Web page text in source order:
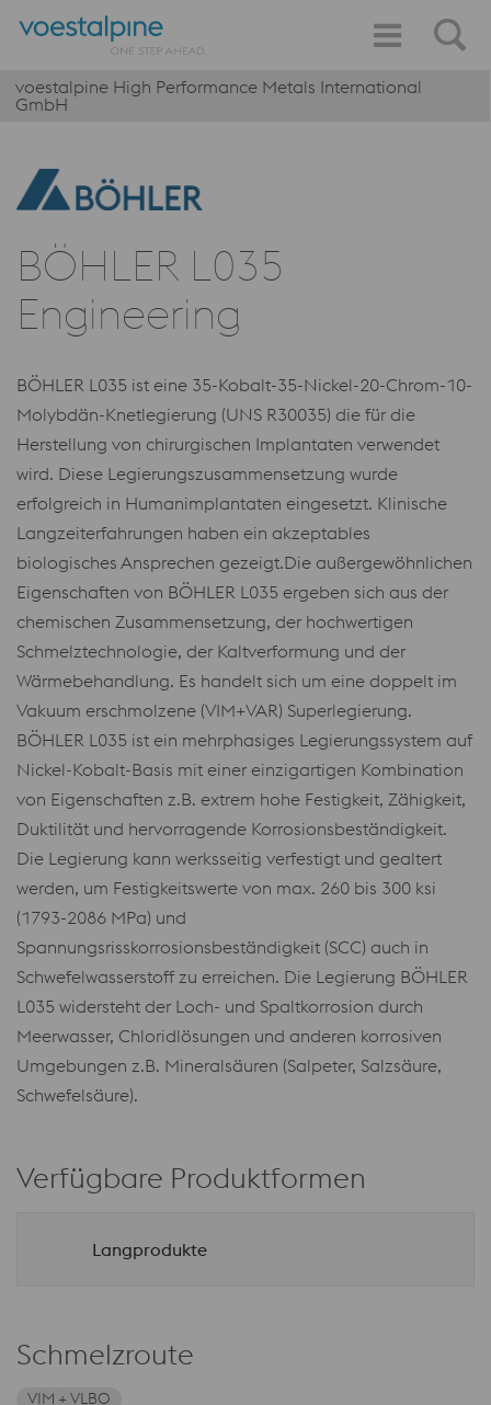
voestalpine High Performance Metals International
GmbH
BÖHLER L035
Engineering
BÖHLER L035 ist eine 35-Kobalt-35-Nickel-20-Chrom-10-
Molybdän-Knetlegierung (UNS R30035) die für die
Herstellung von chirurgischen Implantaten verwendet
wird. Diese Legierungszusammensetzung wurde
erfolgreich in Humanimplantaten eingesetzt. Klinische
Langzeiterfahrungen haben ein akzeptables
biologisches Ansprechen gezeigt.Die außergewöhnlichen
Eigenschaften von BÖHLER L035 ergeben sich aus der
chemischen Zusammensetzung, der hochwertigen
Schmelztechnologie, der Kaltverformung und der
Wärmebehandlung. Es handelt sich um eine doppelt im
Vakuum erschmolzene (VIM+VAR) Superlegierung.
BÖHLER L035 ist ein mehrphasiges Legierungssystem auf
Nickel-Kobalt-Basis mit einer einzigartigen Kombination
von Eigenschaften z.B. extrem hohe Festigkeit, Zähigkeit,
Duktilität und hervorragende Korrosionsbeständigkeit.
Die Legierung kann werksseitig verfestigt und gealtert
werden, um Festigkeitswerte von max. 260 bis 300 ksi
(1793-2086 MPa) und
Spannungsrisskorrosionsbeständigkeit (SCC) auch in
Schwefelwasserstoff zu erreichen. Die Legierung BÖHLER
L035 widersteht der Loch- und Spaltkorrosion durch
Meerwasser, Chloridlösungen und anderen korrosiven
Umgebungen z.B. Mineralsäuren (Salpeter, Salzsäure,
Schwefelsäure).
Verfügbare Produktformen
Langprodukte
Schmelzroute
VIM + VLBO